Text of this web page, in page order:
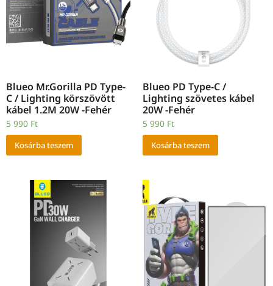
Blueo Mr.Gorilla PD Type-
C / Lighting körszövött
kábel 1.2M 20W -Fehér
5 990 Ft
Kosárba teszem
Blueo PD Type-C /
Lighting szövetes kábel
20W -Fehér
5 990 Ft
Kosárba teszem